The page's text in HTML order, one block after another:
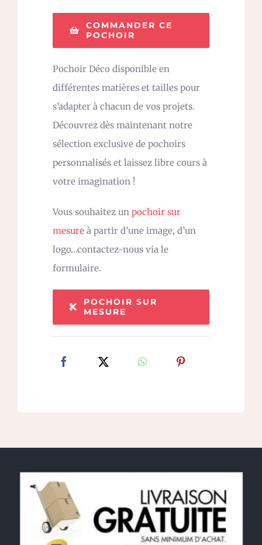
COMMANDER CE
POCHOIR
Pochoir Déco disponible en
différentes matières et tailles pour
s’adapter à chacun de vos projets.
Découvrez dès maintenant notre
sélection exclusive de pochoirs
personnalisés et laissez libre cours à
votre imagination !
Vous souhaitez un pochoir sur
mesure à partir d’une image, d’un
logo…contactez-nous via le
formulaire.
POCHOIR SUR
MESURE